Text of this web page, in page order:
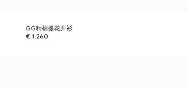
GG精棉提花开衫
€ 1.260